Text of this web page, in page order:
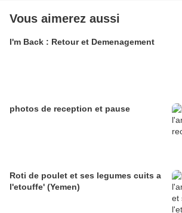
Vous aimerez aussi
I'm Back : Retour et Demenagement
photos de reception et pause
Roti de poulet et ses legumes cuits a
l'etouffe' (Yemen)